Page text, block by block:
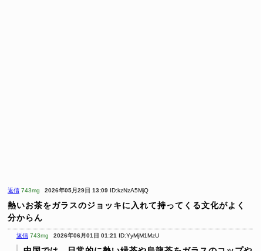
返信 743mg 2026年05月29日 13:09 ID:kzNzA5MjQ
熱いお茶をガラスのジョッキに入れて持ってくる文化がよく
分からん
返信 743mg 2026年06月01日 01:21 ID:YyMjM1MzU